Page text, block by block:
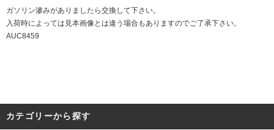
ガソリン滲みがありましたら交換して下さい。
入荷時によっては見本画像とは違う場合もありますのでご了承下さい。
AUC8459
カテゴリーから探す